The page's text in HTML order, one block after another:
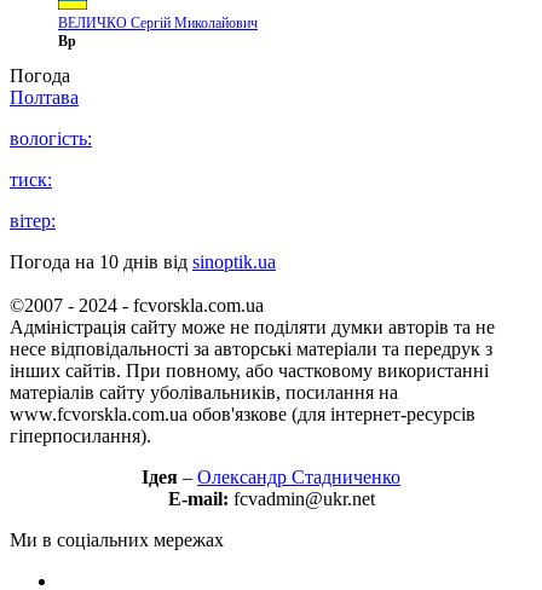
ВЕЛИЧКО Сергій Миколайович
Вр
Погода
Полтава
вологість:
тиск:
вітер:
Погода на 10 днів від sinoptik.ua
©2007 - 2024 - fcvorskla.com.ua
Адміністрація сайту може не поділяти думки авторів та не
несе відповідальності за авторські матеріали та передрук з
інших сайтів. При повному, або частковому використанні
матеріалів сайту уболівальників, посилання на
www.fcvorskla.com.ua обов'язкове (для інтернет-ресурсів
гіперпосилання).
Ідея – Олександр Стадниченко
E-mail: fcvadmin@ukr.net
Ми в соціальних мережах